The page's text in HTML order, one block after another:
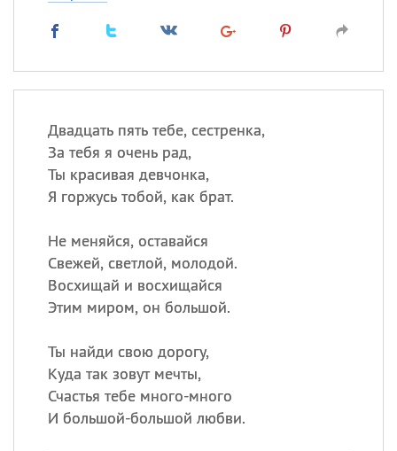
Двадцать пять тебе, сестренка,
За тебя я очень рад,
Ты красивая девчонка,
Я горжусь тобой, как брат.
Не меняйся, оставайся
Свежей, светлой, молодой.
Восхищай и восхищайся
Этим миром, он большой.
Ты найди свою дорогу,
Куда так зовут мечты,
Счастья тебе много-много
И большой-большой любви.